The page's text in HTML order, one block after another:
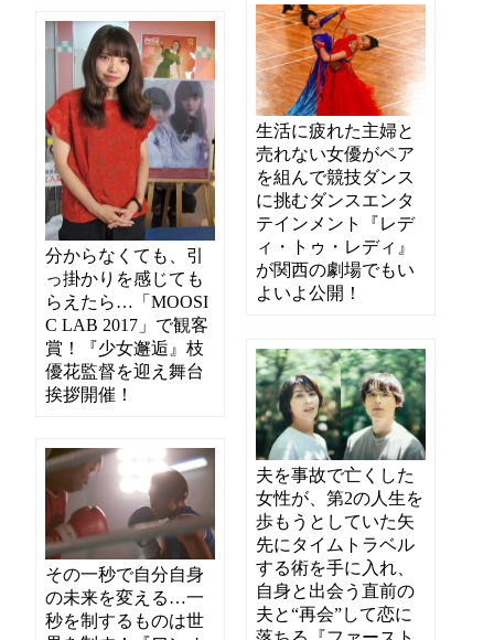
生活に疲れた主婦と
売れない女優がペア
を組んで競技ダンス
に挑むダンスエンタ
テインメント『レデ
ィ・トゥ・レディ』
が関西の劇場でもい
よいよ公開！
分からなくても、引
っ掛かりを感じても
らえたら…「MOOSI
C LAB 2017」で観客
賞！『少女邂逅』枝
優花監督を迎え舞台
挨拶開催！
夫を事故で亡くした
女性が、第2の人生を
歩もうとしていた矢
先にタイムトラベル
する術を手に入れ、
自身と出会う直前の
夫と“再会”して恋に
その一秒で自分自身
の未来を変える…一
秒を制するものは世